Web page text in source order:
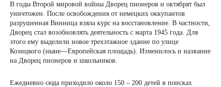
В годы Второй мировой войны Дворец пионеров и октябрят был
уничтожен. После освобождения от немецких оккупантов
разрушенная Винница взяла курс на восстановление. В частности,
Дворец стал возобновлять деятельность с марта 1945 года. Для
этого ему выделили новое трехэтажное здание по улице
Козицкого (ныне—Европейская площадь). Изменилось и название
на Дворец пионеров и школьников.
Ежедневно сюда приходило около 150 – 200 детей в поисках